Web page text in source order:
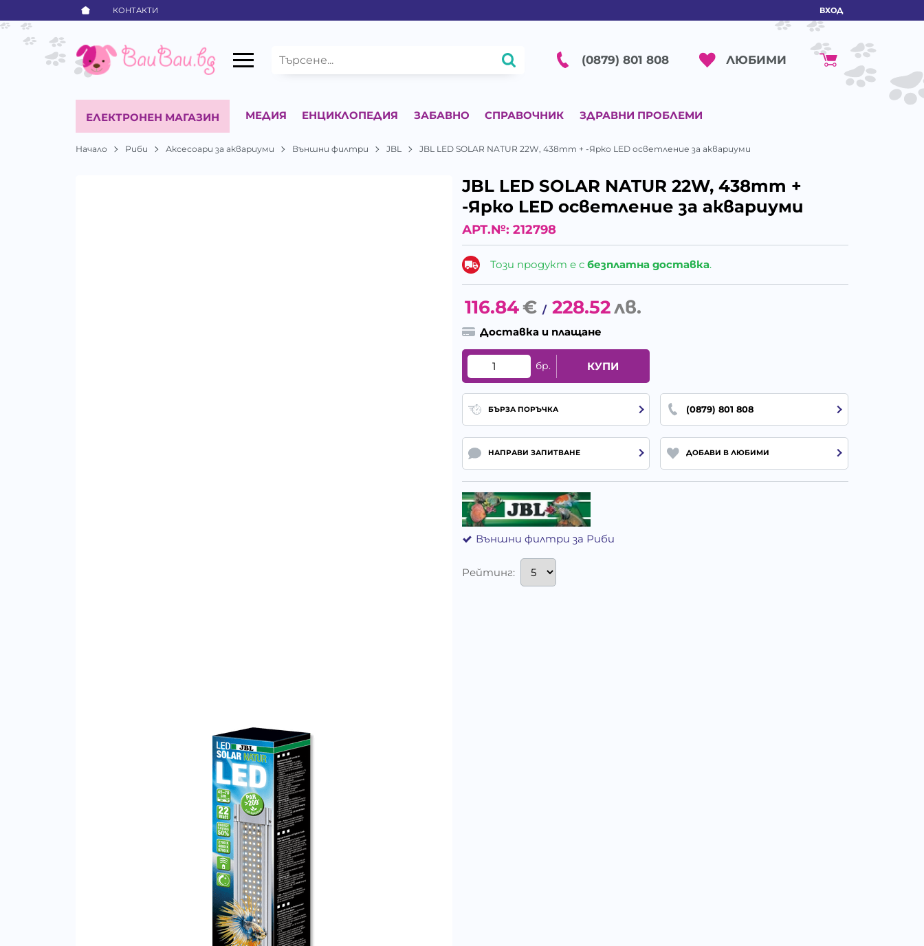
КОНТАКТИ ВХОД
(0879) 801 808 ЛЮБИМИ
ЕЛЕКТРОНЕН МАГАЗИН МЕДИЯ ЕНЦИКЛОПЕДИЯ ЗАБАВНО СПРАВОЧНИК ЗДРАВНИ ПРОБЛЕМИ
Начало Риби Аксесоари за аквариуми Външни филтри JBL JBL LED SOLAR NATUR 22W, 438mm + -Ярко LED осветление за аквариуми
JBL LED SOLAR NATUR 22W, 438mm +
-Ярко LED осветление за аквариуми
АРТ.№: 212798
Този продукт е сбезплатна доставка.
116.84€ / 228.52лв.
Доставка и плащане
бр. КУПИ
БЪРЗА ПОРЪЧКА (0879) 801 808
НАПРАВИ ЗАПИТВАНЕ ДОБАВИ В ЛЮБИМИ
Външни филтри за Риби
Рейтинг: